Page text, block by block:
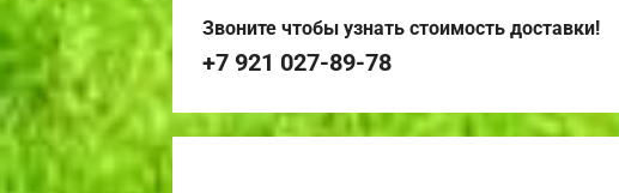
Звоните чтобы узнать стоимость доставки!
+7 921 027-89-78